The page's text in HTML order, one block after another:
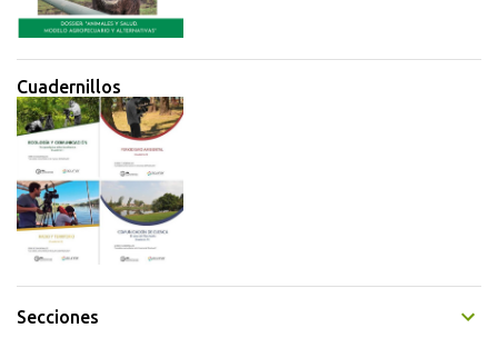
Cuadernillos
Secciones